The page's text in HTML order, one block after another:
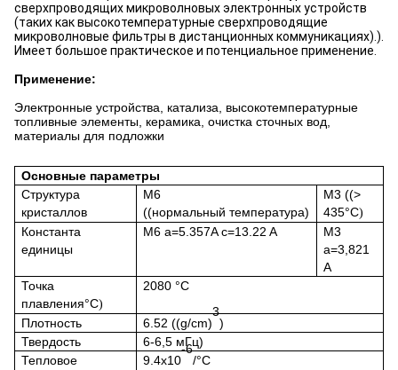
сверхпроводящих микроволновых электронных устройств
(таких как высокотемпературные сверхпроводящие
микроволновые фильтры в дистанционных коммуникациях).).
Имеет большое практическое и потенциальное применение.
Применение:
Электронные устройства, катализа, высокотемпературные
топливные элементы, керамика, очистка сточных вод,
материалы для подложки
Основные параметры
Структура
кристаллов
M6
((нормальный температура)
M3 ((>
435°C)
Константа
единицы
M6 a=5.357A c=13.22 A
M3
a=3,821
A
Точка
плавления°C)
2080 °C
Плотность 6.52 ((g/cm)
3
)
Твердость
6-6,5 мГц)
Тепловое
9.4х10
-6
/°C